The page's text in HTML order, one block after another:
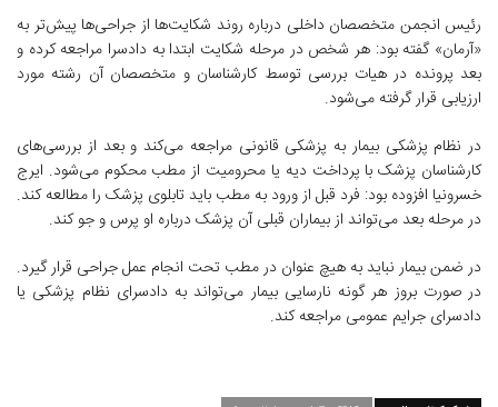
رئیس انجمن متخصصان داخلی درباره روند شکایت‌ها از جراحی‌ها پیش‌تر به
«آرمان» گفته بود: هر شخص در مرحله شکایت ابتدا به دادسرا مراجعه کرده و
بعد پرونده در هیات بررسی توسط کارشناسان و متخصصان آن رشته مورد
ارزیابی قرار گرفته می‌شود.
در نظام پزشکی بیمار به پزشکی قانونی مراجعه می‌کند و بعد از بررسی‌های
کارشناسان پزشک با پرداخت دیه یا محرومیت از مطب محکوم می‌شود. ایرج
خسرونیا افزوده بود: فرد قبل از ورود به مطب باید تابلوی پزشک را مطالعه کند.
در مرحله بعد می‌تواند از بیماران قبلی آن پزشک درباره او پرس و جو کند.
در ضمن بیمار نباید به هیچ عنوان در مطب تحت انجام عمل جراحی قرار گیرد.
در صورت بروز هر گونه نارسایی بیمار می‌تواند به دادسرای نظام پزشکی یا
دادسرای جرایم عمومی مراجعه کند.